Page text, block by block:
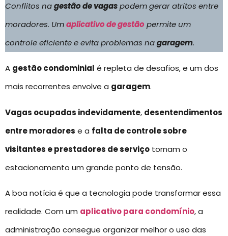
Conflitos nagestão de vagaspodem gerar atritos entre
moradores. Umaplicativo de gestão permite um
controle eficiente e evita problemas nagaragem.
A gestão condominial é repleta de desafios, e um dos
mais recorrentes envolve a garagem.
Vagas ocupadas indevidamente, desentendimentos
entre moradores e a falta de controle sobre
visitantes e prestadores de serviço tornam o
estacionamento um grande ponto de tensão.
A boa notícia é que a tecnologia pode transformar essa
realidade. Com um aplicativo para condomínio, a
administração consegue organizar melhor o uso das